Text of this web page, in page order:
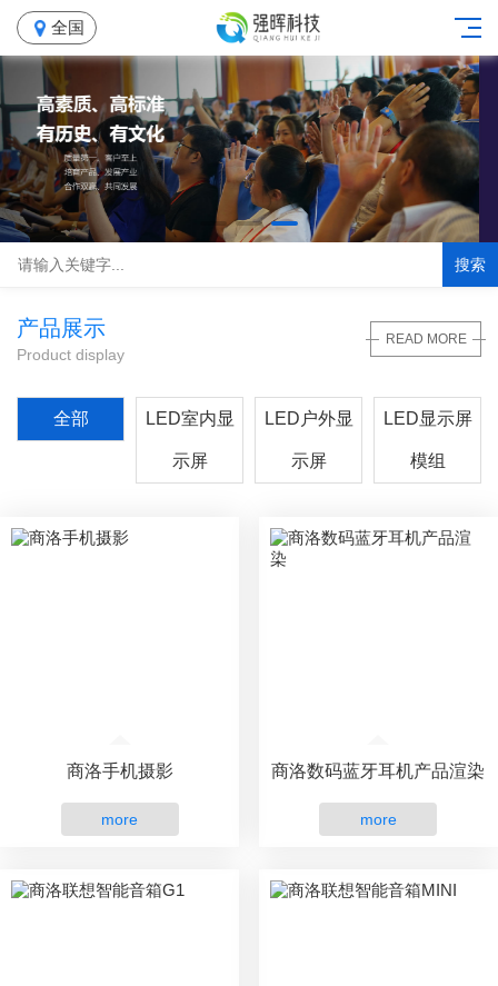
全国
搜索
产品展示
Product display
READ MORE
全部 LED室内显
示屏
LED户外显
示屏
LED显示屏
模组
商洛手机摄影
more
商洛数码蓝牙耳机产品渲染
more